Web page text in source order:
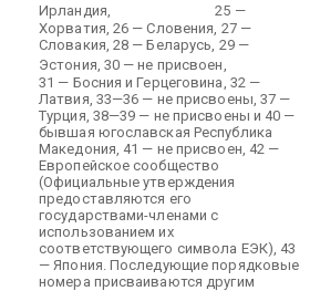
Ирландия,
25 —
Хорватия, 26 — Словения, 27 —
Словакия, 28 — Беларусь, 29 —
Эстония, 30 — не присвоен,
31 — Босния и Герцеговина, 32 —
Латвия, 33—36 — не присвоены, 37 —
Турция, 38—39 — не присвоены и 40 —
бывшая югославская Республика
Македония, 41 — не присвоен, 42 —
Европейское сообщество
(Официальные утверждения
предоставляются его
государствами-членами с
использованием их
соответствующего символа ЕЭК), 43
— Япония. Последующие порядковые
номера присваиваются другим